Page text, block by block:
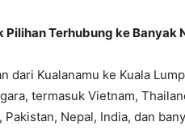
Pilihan Terhubung ke Banyak
dari Kualanamu ke Kuala
termasuk Vietnam,
Pakistan, Nepal, India, dan